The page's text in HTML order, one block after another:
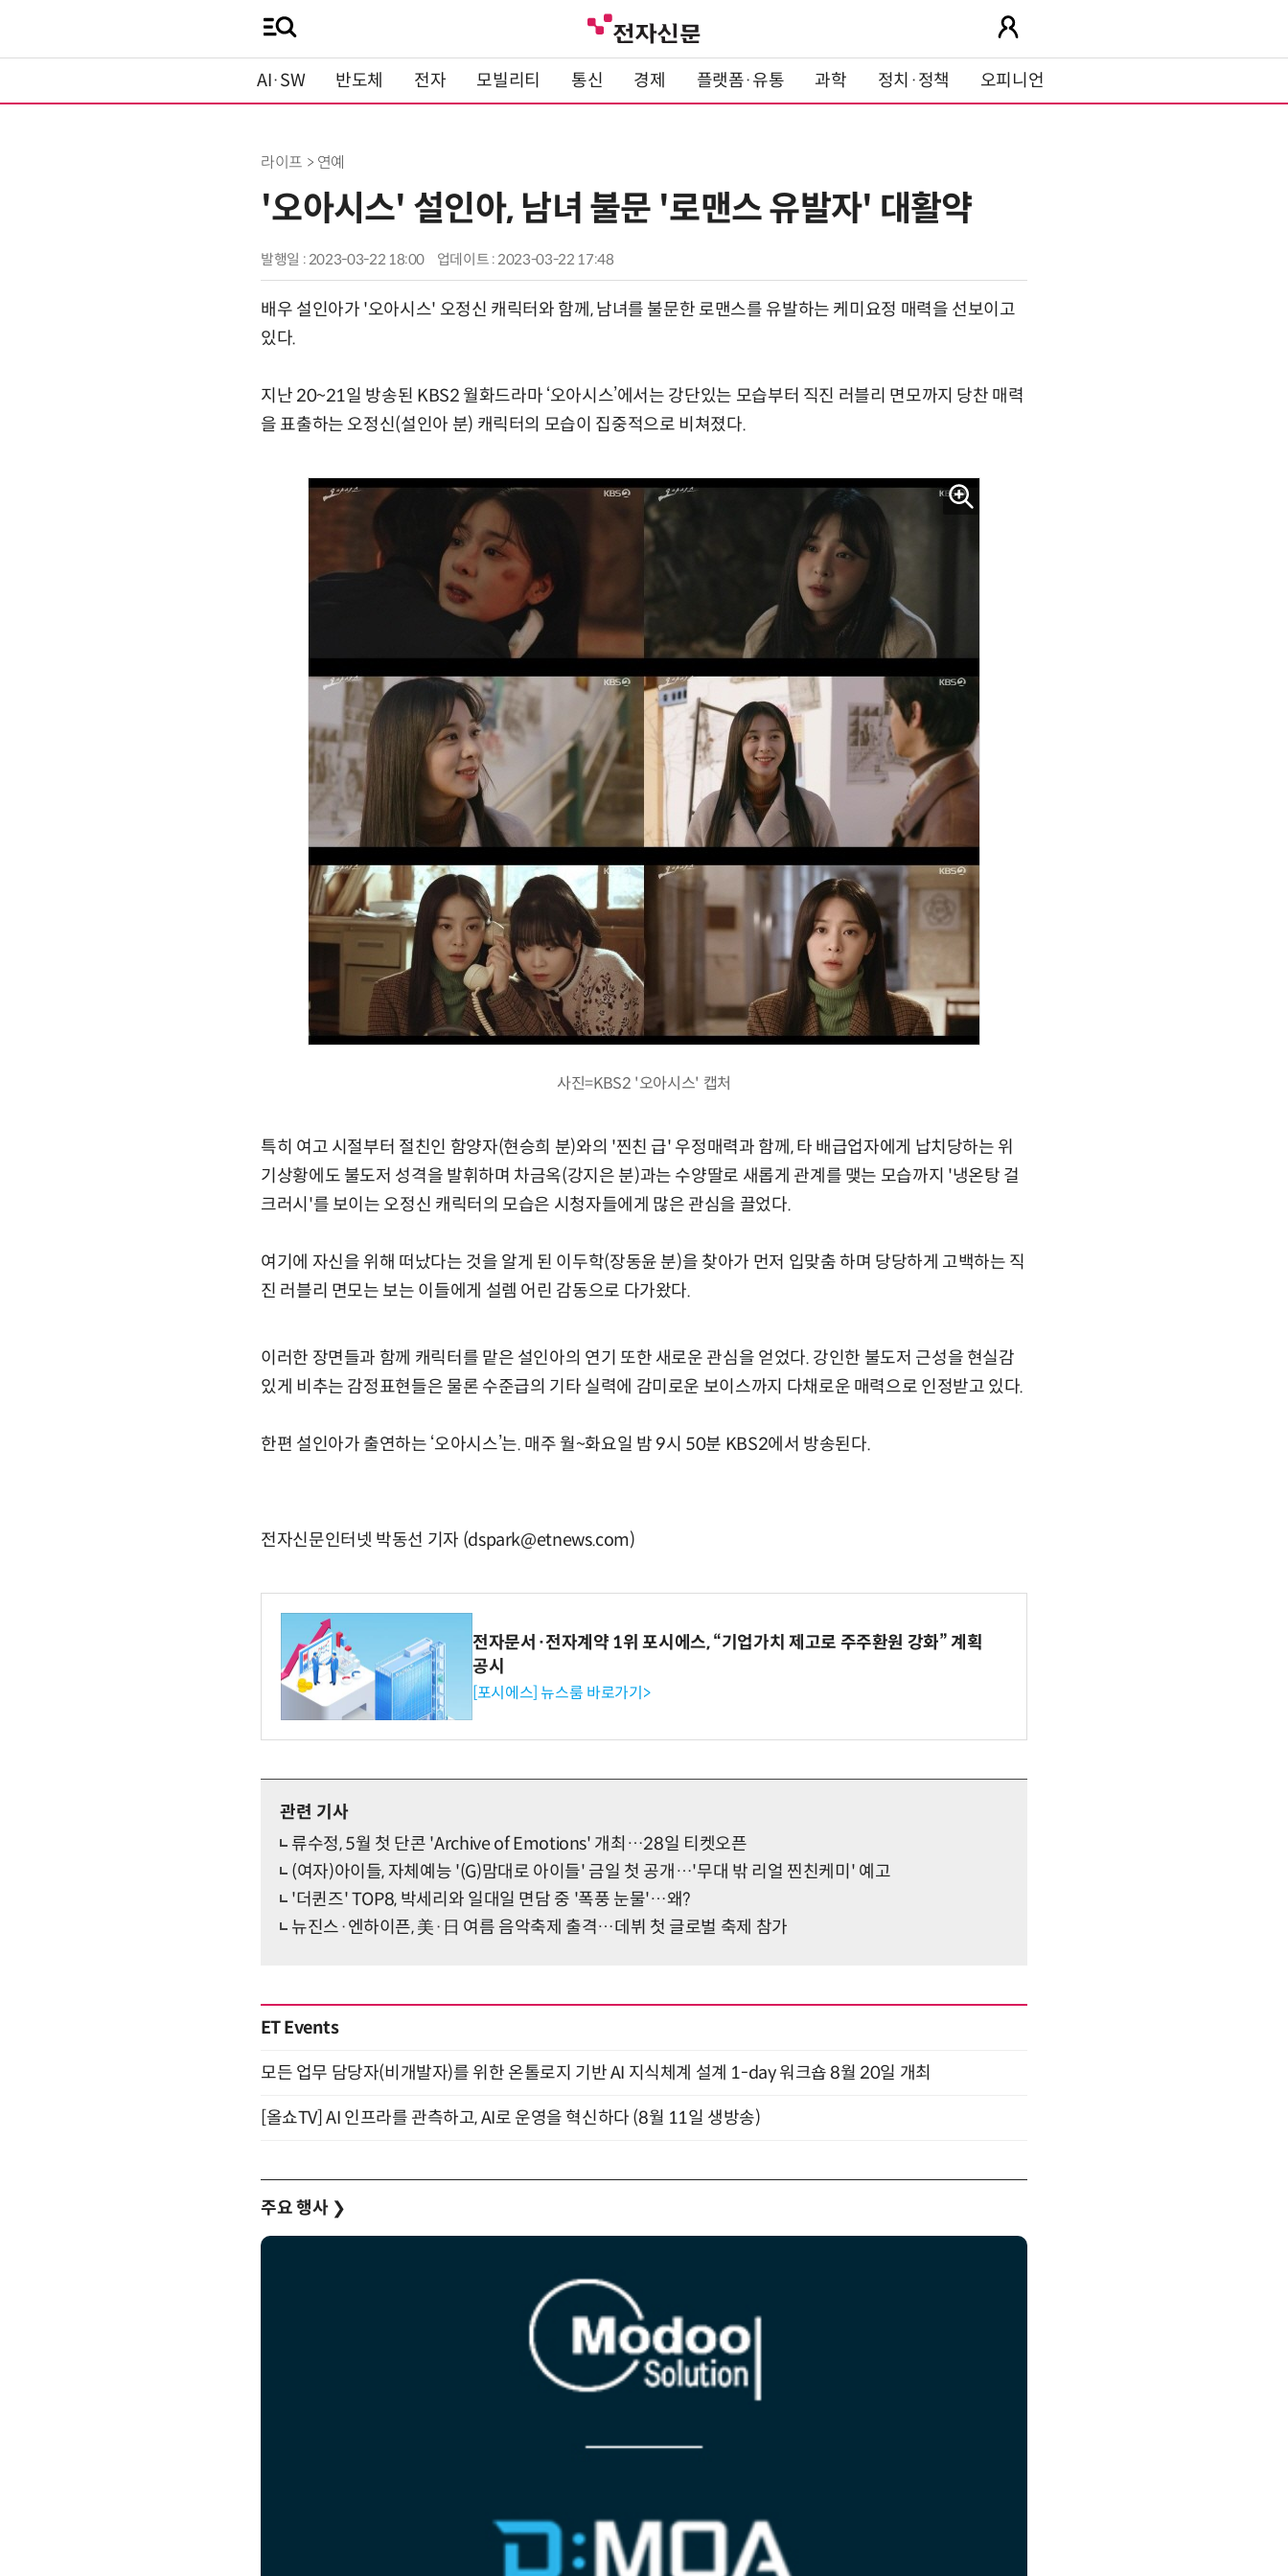
AI·SW 반도체 전자 모빌리티 통신 경제 플랫폼·유통 과학 정치·정책 오피니언
라이프 > 연예
'오아시스' 설인아, 남녀 불문 '로맨스 유발자' 대활약
발행일 : 2023-03-22 18:00 업데이트 : 2023-03-22 17:48
배우 설인아가 '오아시스' 오정신 캐릭터와 함께, 남녀를 불문한 로맨스를 유발하는 케미요정 매력을 선보이고
있다.
지난 20~21일 방송된 KBS2 월화드라마 ‘오아시스’에서는 강단있는 모습부터 직진 러블리 면모까지 당찬 매력
을 표출하는 오정신(설인아 분) 캐릭터의 모습이 집중적으로 비쳐졌다.
사진=KBS2 '오아시스' 캡처
특히 여고 시절부터 절친인 함양자(현승희 분)와의 '찐친 급' 우정매력과 함께, 타 배급업자에게 납치당하는 위
기상황에도 불도저 성격을 발휘하며 차금옥(강지은 분)과는 수양딸로 새롭게 관계를 맺는 모습까지 '냉온탕 걸
크러시'를 보이는 오정신 캐릭터의 모습은 시청자들에게 많은 관심을 끌었다.
여기에 자신을 위해 떠났다는 것을 알게 된 이두학(장동윤 분)을 찾아가 먼저 입맞춤 하며 당당하게 고백하는 직
진 러블리 면모는 보는 이들에게 설렘 어린 감동으로 다가왔다.
이러한 장면들과 함께 캐릭터를 맡은 설인아의 연기 또한 새로운 관심을 얻었다. 강인한 불도저 근성을 현실감
있게 비추는 감정표현들은 물론 수준급의 기타 실력에 감미로운 보이스까지 다채로운 매력으로 인정받고 있다.
한편 설인아가 출연하는 ‘오아시스’는. 매주 월~화요일 밤 9시 50분 KBS2에서 방송된다.
전자신문인터넷 박동선 기자 (dspark@etnews.com)
전자문서·전자계약 1위 포시에스, “기업가치 제고로 주주환원 강화” 계획
공시
[포시에스] 뉴스룸 바로가기>
관련 기사
류수정, 5월 첫 단콘 'Archive of Emotions' 개최…28일 티켓오픈
(여자)아이들, 자체예능 '(G)맘대로 아이들' 금일 첫 공개…'무대 밖 리얼 찐친케미' 예고
'더퀸즈' TOP8, 박세리와 일대일 면담 중 '폭풍 눈물'…왜?
뉴진스·엔하이픈, 美·日 여름 음악축제 출격…데뷔 첫 글로벌 축제 참가
ET Events
모든 업무 담당자(비개발자)를 위한 온톨로지 기반 AI 지식체계 설계 1-day 워크숍 8월 20일 개최
[올쇼TV] AI 인프라를 관측하고, AI로 운영을 혁신하다 (8월 11일 생방송)
주요 행사 ❯